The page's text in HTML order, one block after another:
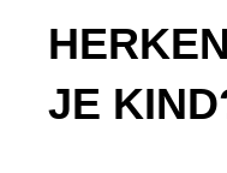
JE